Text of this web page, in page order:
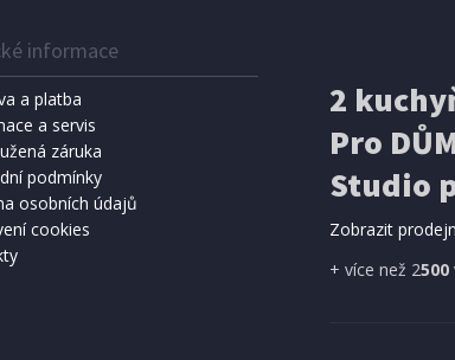
IHNED K EXPEDICI
l, černá (vč. teploměru)
METEOSTANICE
ECG MS 300 White
informace
a platba
a servis
záruka
podmínky
osobních údajů
cookies
2
Pro
Studio
Zobrazit
+ více než 2500